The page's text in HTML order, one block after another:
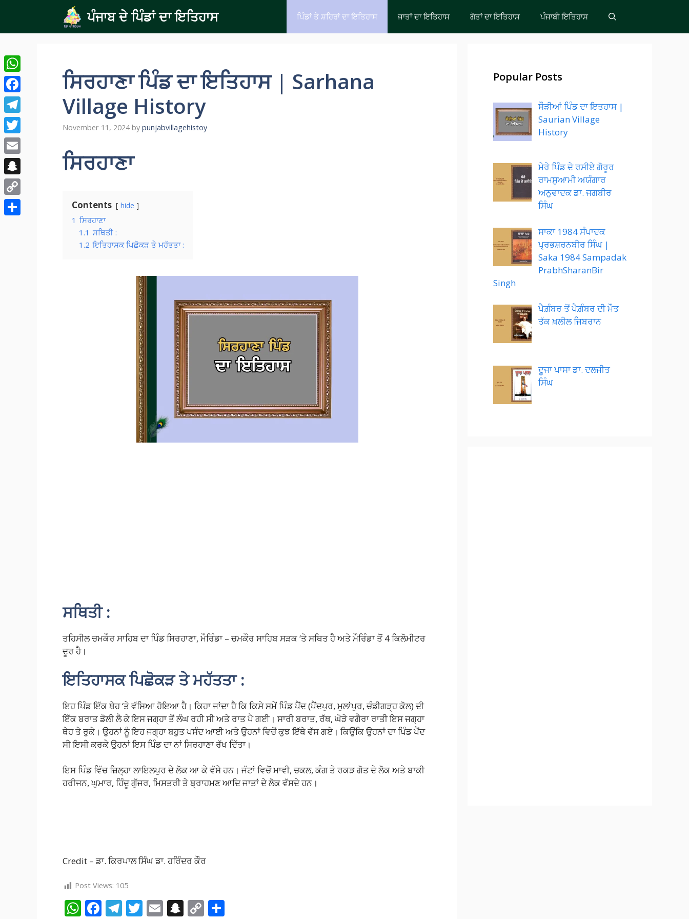
content
ਪੰਜਾਬ ਦੇ ਪਿੰਡਾਂ ਦਾ ਇਤਿਹਾਸ ਪਿੰਡਾਂ ਤੇ ਸ਼ਹਿਰਾਂ ਦਾ ਇਤਿਹਾਸ ਜਾਤਾਂ ਦਾ ਇਤਿਹਾਸ ਗੋਤਾਂ ਦਾ ਇਤਿਹਾਸ ਪੰਜਾਬੀ ਇਤਿਹਾਸ
ਸਿਰਹਾਣਾ ਪਿੰਡ ਦਾ ਇਤਿਹਾਸ | Sarhana
Village History
November 11, 2024 by punjabvillagehistoy
ਸਿਰਹਾਣਾ
Contents hide
1 ਸਿਰਹਾਣਾ
1.1 ਸਥਿਤੀ :
1.2 ਇਤਿਹਾਸਕ ਪਿਛੋਕੜ ਤੇ ਮਹੱਤਤਾ :
ਸਥਿਤੀ :
ਤਹਿਸੀਲ ਚਮਕੌਰ ਸਾਹਿਬ ਦਾ ਪਿੰਡ ਸਿਰਹਾਣਾ, ਮੌਰਿੰਡਾ – ਚਮਕੌਰ ਸਾਹਿਬ ਸੜਕ ‘ਤੇ ਸਥਿਤ ਹੈ ਅਤੇ ਮੌਰਿੰਡਾ ਤੋਂ 4 ਕਿਲੋਮੀਟਰ
ਦੂਰ ਹੈ।
ਇਤਿਹਾਸਕ ਪਿਛੋਕੜ ਤੇ ਮਹੱਤਤਾ :
ਇਹ ਪਿੰਡ ਇੱਕ ਥੇਹ ‘ਤੇ ਵੱਸਿਆ ਹੋਇਆ ਹੈ। ਕਿਹਾ ਜਾਂਦਾ ਹੈ ਕਿ ਕਿਸੇ ਸਮੇਂ ਪਿੰਡ ਪੈਂਦ (ਪੈਂਦਪੁਰ, ਮੁਲਾਂਪੁਰ, ਚੰਡੀਗੜ੍ਹ ਕੋਲ) ਦੀ
ਇੱਕ ਬਰਾਤ ਡੋਲੀ ਲੈ ਕੇ ਇਸ ਜਗ੍ਹਾ ਤੋਂ ਲੰਘ ਰਹੀ ਸੀ ਅਤੇ ਰਾਤ ਪੈ ਗਈ। ਸਾਰੀ ਬਰਾਤ, ਰੱਥ, ਘੋੜੇ ਵਗੈਰਾ ਰਾਤੀ ਇਸ ਜਗ੍ਹਾ
ਥੇਹ ਤੇ ਰੁਕੇ। ਉਹਨਾਂ ਨੂੰ ਇਹ ਜਗ੍ਹਾ ਬਹੁਤ ਪਸੰਦ ਆਈ ਅਤੇ ਉਹਨਾਂ ਵਿਚੋਂ ਕੁਝ ਇੱਥੇ ਵੱਸ ਗਏ। ਕਿਉਂਕਿ ਉਹਨਾਂ ਦਾ ਪਿੰਡ ਪੈਂਦ
ਸੀ ਇਸੀ ਕਰਕੇ ਉਹਨਾਂ ਇਸ ਪਿੰਡ ਦਾ ਨਾਂ ਸਿਰਹਾਣਾ ਰੱਖ ਦਿੱਤਾ।
ਇਸ ਪਿੰਡ ਵਿੱਚ ਜ਼ਿਲ੍ਹਾ ਲਾਇਲਪੁਰ ਦੇ ਲੋਕ ਆ ਕੇ ਵੱਸੇ ਹਨ। ਜੱਟਾਂ ਵਿਚੋਂ ਮਾਵੀ, ਚਕਲ, ਕੰਗ ਤੇ ਰਕੜ ਗੋਤ ਦੇ ਲੋਕ ਅਤੇ ਬਾਕੀ
ਹਰੀਜਨ, ਘੁਮਾਰ, ਹਿੰਦੂ ਗੁੱਜਰ, ਮਿਸਤਰੀ ਤੇ ਬ੍ਰਾਹਮਣ ਆਦਿ ਜਾਤਾਂ ਦੇ ਲੋਕ ਵੱਸਦੇ ਹਨ।
Credit – ਡਾ. ਕਿਰਪਾਲ ਸਿੰਘ ਡਾ. ਹਰਿੰਦਰ ਕੌਰ
Post Views: 105
W F T T E S C
Popular Posts
ਸੌੜੀਆਂ ਪਿੰਡ ਦਾ ਇਤਹਾਸ |
Saurian Village
History
ਮੇਰੇ ਪਿੰਡ ਦੇ ਰਸੀਏ ਗੋਰੂਰ
ਰਾਮਸੁਆਮੀ ਅਯੰਗਾਰ
ਅਨੁਵਾਦਕ ਡਾ. ਜਗਬੀਰ
ਸਿੰਘ
ਸਾਕਾ 1984 ਸੰਪਾਦਕ
ਪ੍ਰਭਸ਼ਰਨਬੀਰ ਸਿੰਘ |
Saka 1984 Sampadak
PrabhSharanBir
Singh
ਪੈਗ਼ੰਬਰ ਤੋਂ ਪੈਗ਼ੰਬਰ ਦੀ ਮੌਤ
ਤੱਕ ਖ਼ਲੀਲ ਜਿਬਰਾਨ
ਦੂਜਾ ਪਾਸਾ ਡਾ. ਦਲਜੀਤ
ਸਿੰਘ
WhatsApp
Facebook
Telegram
Twitter
Email
Snapchat
Copy
Link